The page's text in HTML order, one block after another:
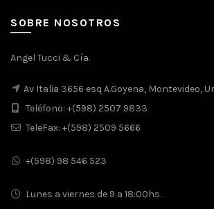
SOBRE NOSOTROS
Angel Tucci & Cía.
Av Italia 3656 esq A.Goyena, Montevideo,
Teléfono: +(598) 2507 9833
TeleFax: +(598) 2509 5666
+(598) 98 546 523
Lunes a viernes de 9 a 18:00hs.